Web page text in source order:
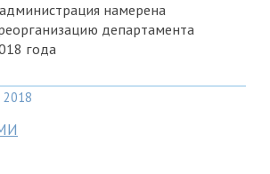
намерена
департамента
года
2018